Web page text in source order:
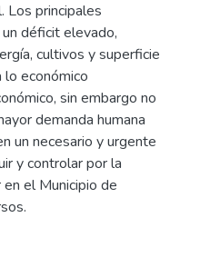
Los principales
déficit elevado,
cultivos y superficie
lo económico
sin embargo no
demanda humana
un necesario y urgente
y controlar por la
el Municipio de